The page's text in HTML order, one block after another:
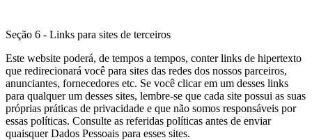
Seção 6 - Links para sites de terceiros
Este website poderá, de tempos a tempos, conter links de hipertexto
que redirecionará você para sites das redes dos nossos parceiros,
anunciantes, fornecedores etc. Se você clicar em um desses links
para qualquer um desses sites, lembre-se que cada site possui as suas
próprias práticas de privacidade e que não somos responsáveis por
essas políticas. Consulte as referidas políticas antes de enviar
quaisquer Dados Pessoais para esses sites.